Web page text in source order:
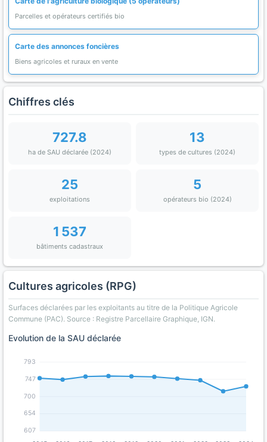
Parcelles et opérateurs certifiés bio
Carte des annonces foncières
Biens agricoles et ruraux en vente
Chiffres clés
727.8
ha de SAU déclarée (2024)
13
types de cultures (2024)
25
exploitations
5
opérateurs bio (2024)
1 537
bâtiments cadastraux
Cultures agricoles (RPG)
Surfaces déclarées par les exploitants au titre de la Politique Agricole
Commune (PAC). Source : Registre Parcellaire Graphique, IGN.
Evolution de la SAU déclarée
607
654
700
747
793